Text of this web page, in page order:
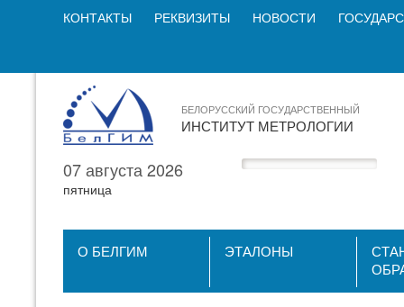
КОНТАКТЫ РЕКВИЗИТЫ НОВОСТИ
БЕЛОРУССКИЙ ГОСУДАРСТВЕННЫЙ
ИНСТИТУТ МЕТРОЛОГИИ
07 августа 2026
пятница
О БЕЛГИМ ЭТАЛОНЫ